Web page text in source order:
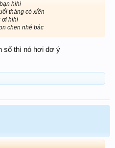
hihi
tháng có xiền
ơi hihi
chen nhé bác
số thì nó hơi dơ ý